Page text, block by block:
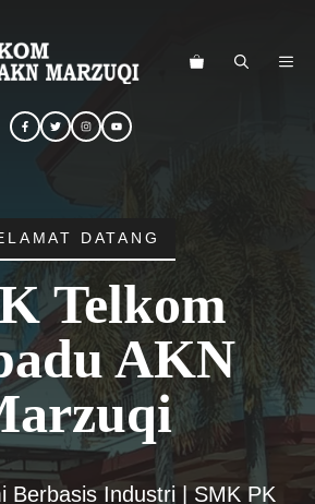
DATANG
Telkom
AKN
Berbasis Industri | SMK PK